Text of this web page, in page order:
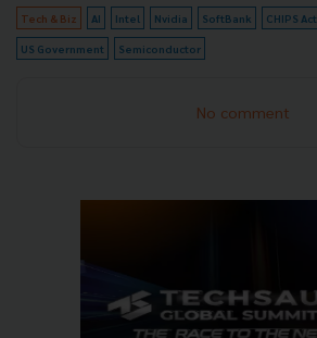
Tech & Biz AI Intel Nvidia SoftBank CHIPS Act
US Government Semiconductor
No comment